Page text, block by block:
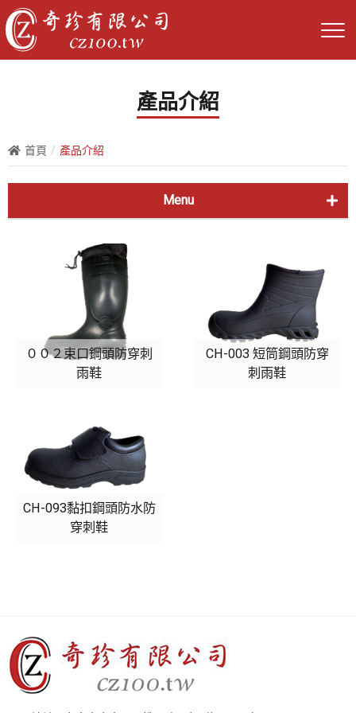
產品介紹
首頁 產品介紹
Menu
好犀利鋼頭安全鞋
經典四孔鞋T3836
新式四孔鞋T3837
CZ全包鞋
ESD抗靜電鞋
鋼頭雨鞋
中靴.長靴
維展皮布料
００２束口鋼頭防穿刺
雨鞋
CH-003 短筒鋼頭防穿
刺雨鞋
CH-093黏扣鋼頭防水防
穿刺鞋